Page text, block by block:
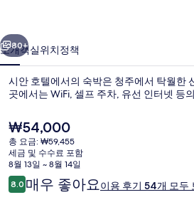
갤
러
리
다음
80+
소개객실위치정책
시안 호텔에서의 숙박은 청주에서 탁월한
곳에서는 WiFi, 셀프 주차, 유선 인터넷 등
현
재
가
격
은
₩54,000
₩54,000
총 요금: ₩59,455
세금 및 수수료 포함
8월 13일 ~ 8월 14일
이
용
8.010점 만점 중 8.0점.
매우 좋아요이용 후기 54개 모두